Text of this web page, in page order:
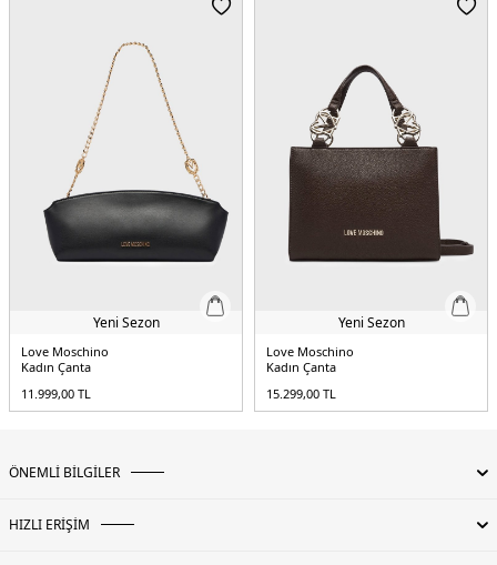
Yeni Sezon
Love Moschino
Kadın Çanta
11.999,00 TL
Yeni Sezon
Love Moschino
Kadın Çanta
15.299,00 TL
ÖNEMLİ BİLGİLER
HIZLI ERİŞİM